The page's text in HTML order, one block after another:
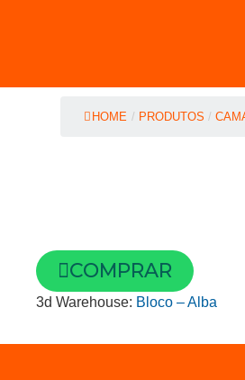
HOME / PRODUTOS /
COMPRAR
3d Warehouse: Bloco – Alba